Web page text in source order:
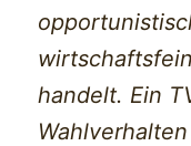
handelt. Ein